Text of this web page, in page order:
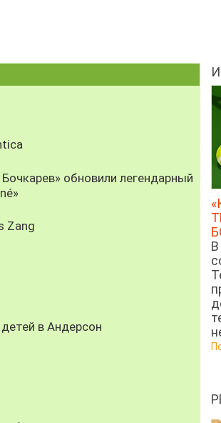
обновили легендарный
Zang
в Андерсон